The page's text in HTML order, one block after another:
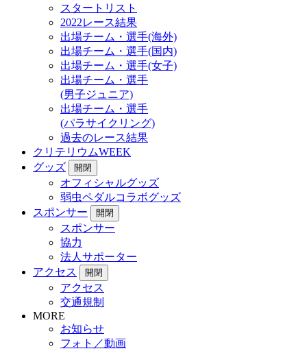
スタートリスト
2022レース結果
出場チーム・選手(海外)
出場チーム・選手(国内)
出場チーム・選手(女子)
出場チーム・選手
(男子ジュニア)
出場チーム・選手
(パラサイクリング)
過去のレース結果
クリテリウムWEEK
グッズ
開閉
オフィシャルグッズ
弱虫ペダルコラボグッズ
スポンサー
開閉
スポンサー
協力
法人サポーター
アクセス
開閉
アクセス
交通規制
MORE
お知らせ
フォト／動画